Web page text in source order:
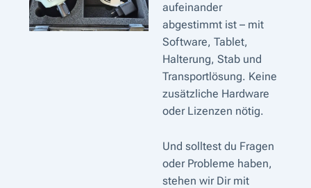
aufeinander
abgestimmt ist – mit
Software, Tablet,
Halterung, Stab und
Transportlösung. Keine
zusätzliche Hardware
oder Lizenzen nötig.
Und solltest du Fragen
oder Probleme haben,
stehen wir Dir mit